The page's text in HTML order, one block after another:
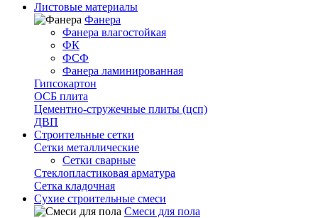
Листовые материалы
Фанера
Фанера влагостойкая
ФК
ФСФ
Фанера ламинированная
Гипсокартон
ОСБ плита
Цементно-стружечные плиты (цсп)
ДВП
Строительные сетки
Сетки металлические
Сетки сварные
Стеклопластиковая арматура
Сетка кладочная
Сухие строительные смеси
Смеси для пола